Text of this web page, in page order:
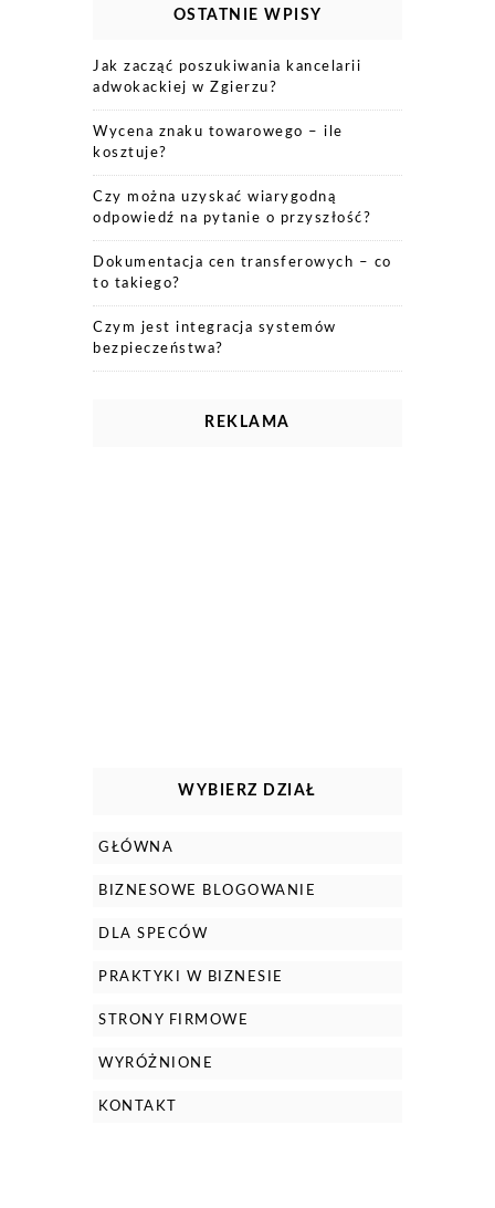
OSTATNIE WPISY
Jak zacząć poszukiwania kancelarii
adwokackiej w Zgierzu?
Wycena znaku towarowego – ile
kosztuje?
Czy można uzyskać wiarygodną
odpowiedź na pytanie o przyszłość?
Dokumentacja cen transferowych – co
to takiego?
Czym jest integracja systemów
bezpieczeństwa?
REKLAMA
WYBIERZ DZIAŁ
GŁÓWNA
BIZNESOWE BLOGOWANIE
DLA SPECÓW
PRAKTYKI W BIZNESIE
STRONY FIRMOWE
WYRÓŻNIONE
KONTAKT